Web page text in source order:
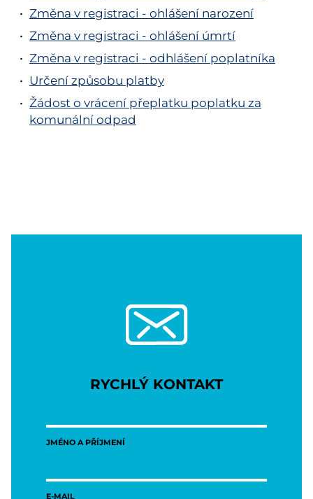
Změna v registraci - ohlášení narození
Změna v registraci - ohlášení úmrtí
Změna v registraci - odhlášení poplatníka
Určení způsobu platby
Žádost o vrácení přeplatku poplatku za
komunální odpad
RYCHLÝ KONTAKT
JMÉNO A PŘÍJMENÍ
E-MAIL